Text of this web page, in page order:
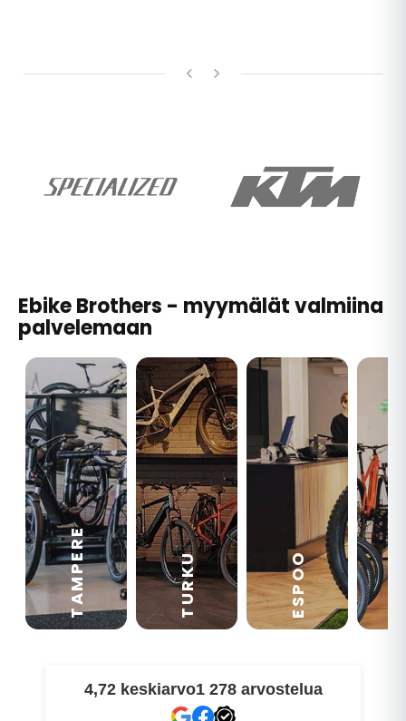
Ebike Brothers - myymälät valmiina
palvelemaan
TAMPERE TURKU ESPOO
4,72 keskiarvo1 278 arvostelua